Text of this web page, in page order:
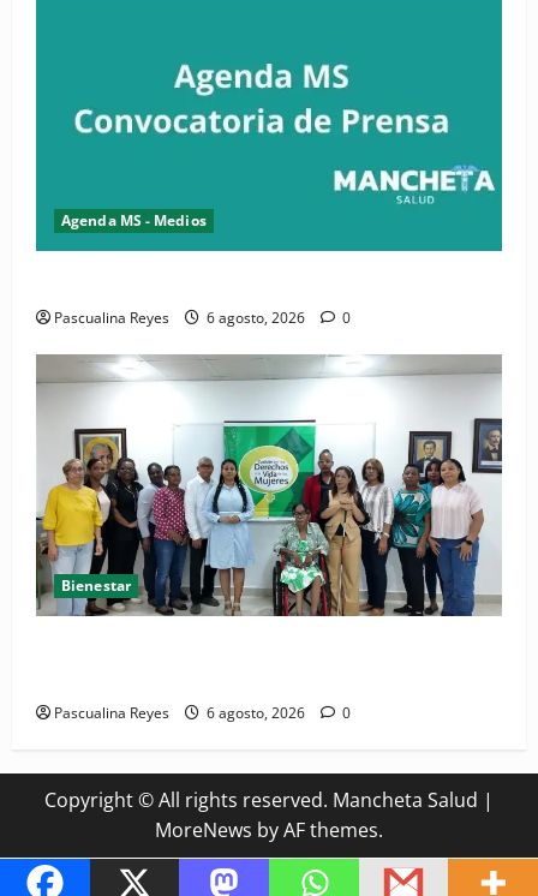
Agenda MS - Medios
Pascualina Reyes 6 agosto, 2026 0
Bienestar
Pascualina Reyes 6 agosto, 2026 0
Copyright © All rights reserved. Mancheta Salud |
MoreNews by AF themes.